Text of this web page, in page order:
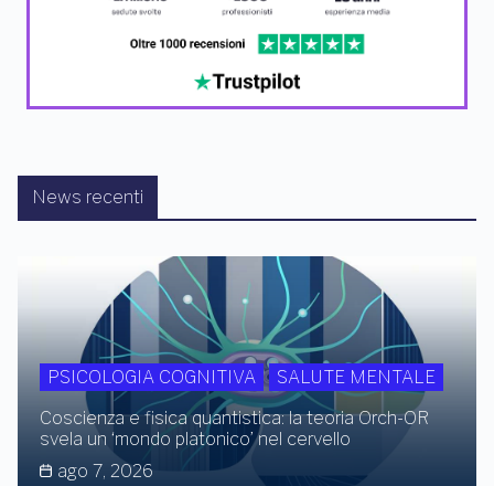
News recenti
PSICOLOGIA COGNITIVA
SALUTE MENTALE
Coscienza e fisica quantistica: la teoria Orch-OR
svela un ‘mondo platonico’ nel cervello
ago 7, 2026